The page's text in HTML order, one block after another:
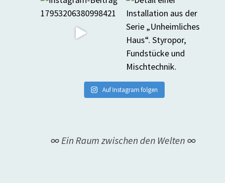
Auf Instagram folgen
∞ Ein Raum zwischen den Welten ∞